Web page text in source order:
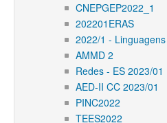
CNEPGEP2022_1
202201ERAS
2022/1 -
AMMD 2
Redes - ES 2023/01
AED-II CC 2023/01
PINC2022
TEES2022